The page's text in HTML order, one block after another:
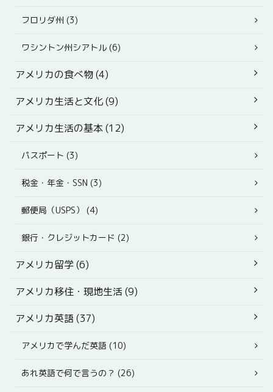
フロリダ州 (3)
ワシントン州シアトル (6)
アメリカの食べ物 (4)
アメリカ生活と文化 (9)
アメリカ生活の基本 (12)
パスポート (3)
税金・年金・SSN (3)
郵便局（USPS） (4)
銀行・クレジットカード (2)
アメリカ留学 (6)
アメリカ移住・現地生活 (9)
アメリカ英語 (37)
アメリカで学んだ英語 (10)
あれ英語で何で言うの？ (26)